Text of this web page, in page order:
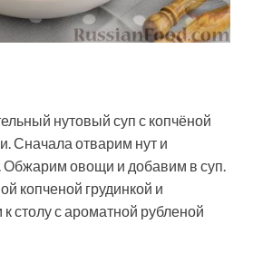
нутовый суп с копчёной
Сначала отварим нут и
Обжарим овощи и добавим в суп.
копченой грудинкой и
столу с ароматной рубленой